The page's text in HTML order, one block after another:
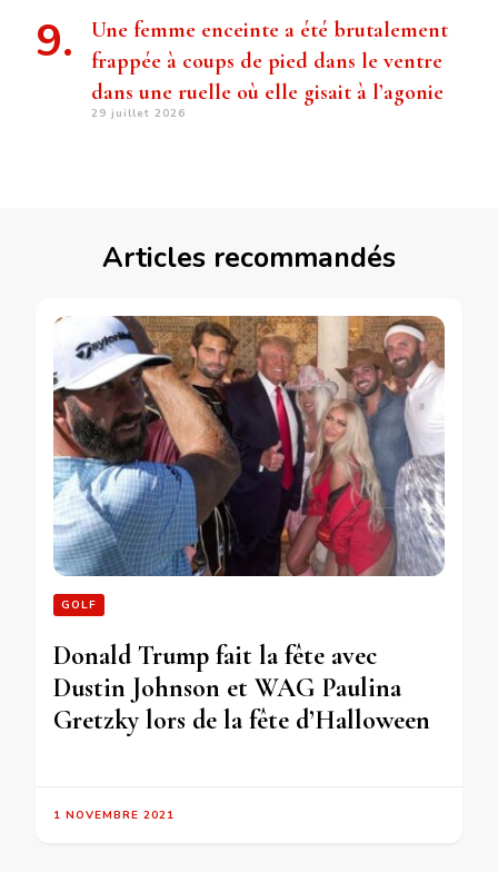
Une femme enceinte a été brutalement
frappée à coups de pied dans le ventre
dans une ruelle où elle gisait à l’agonie
29 juillet 2026
Articles recommandés
GOLF
Donald Trump fait la fête avec
Dustin Johnson et WAG Paulina
Gretzky lors de la fête d’Halloween
1 NOVEMBRE 2021